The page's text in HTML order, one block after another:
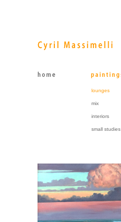
lounges
mix
interiors
small studies